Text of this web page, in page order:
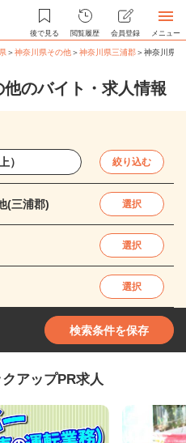
後で見る 閲覧履歴 会員登録 メニュー
＞神奈川県その他＞神奈川県三浦郡＞神奈川県
のバイト・求人情報
絞り込む
(三浦郡) 選択
選択
選択
検索条件を保存
アップPR求人